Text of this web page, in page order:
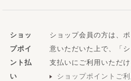
ショッ
プポイ
ント払
い
ショップ会員の方は、
意いただいた上で、「
支払いにご利用いただけ
ショップポイントご